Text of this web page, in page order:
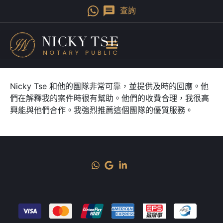
查詢
Nicky Tse 和他的團隊非常可靠，並提供及時的回應。他
們在解釋我的案件時很有幫助。他們的收費合理，我很高
興能與他們合作。我強烈推薦這個團隊的優質服務。